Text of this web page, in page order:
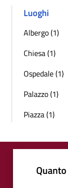
Luoghi
Albergo (1)
Chiesa (1)
Ospedale (1)
Palazzo (1)
Piazza (1)